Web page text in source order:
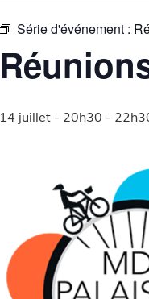
Série d'événement :
14 juillet - 20h30 -